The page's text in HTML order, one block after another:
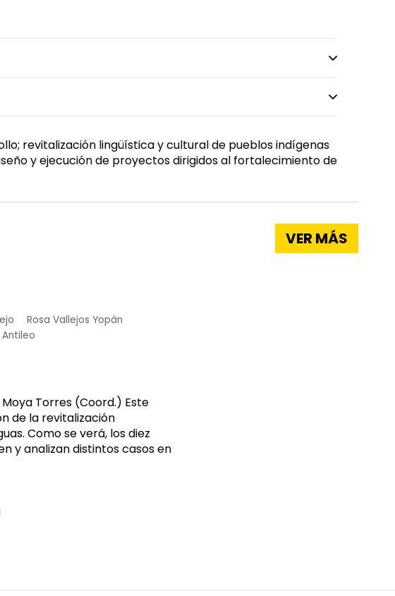
revitalización lingüística y cultural de pueblos indígenas
y ejecución de proyectos dirigidos al fortalecimiento de
Rosa Vallejos Yopán
Antileo
Torres (Coord.) Este
de la revitalización
Como se verá, los diez
y analizan distintos casos en
VER MÁS